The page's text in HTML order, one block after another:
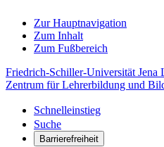
Zur Hauptnavigation
Zum Inhalt
Zum Fußbereich
Friedrich-Schiller-Universität Jena
Zentrum für Lehrerbildung und
Schnelleinstieg
Suche
Barrierefreiheit